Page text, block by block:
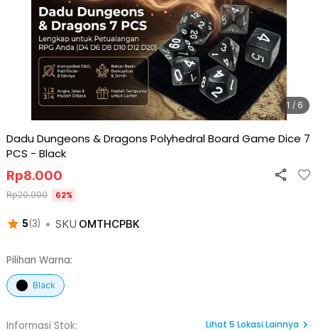
1 / 6
Dadu Dungeons & Dragons Polyhedral Board Game Dice 7
PCS - Black
5(3) • SKU OMTHCPBK
Rp8.000
Rp20.900 62%
Pilihan Warna:
Black
Informasi Stok:
Lihat 5 Lokasi Lainnya